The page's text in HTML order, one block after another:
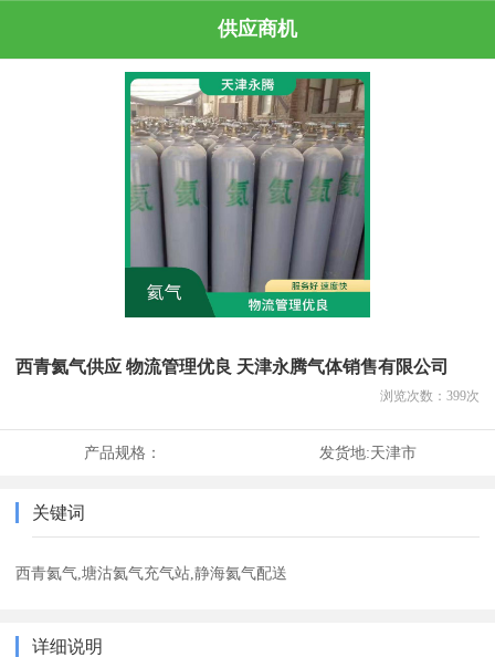
供应商机
西青氦气供应 物流管理优良 天津永腾气体销售有限公司
浏览次数： 399次
产品规格： 发货地:天津市
关键词
西青氦气,塘沽氦气充气站,静海氦气配送
详细说明